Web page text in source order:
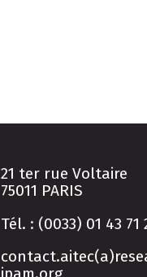
21 ter rue Voltaire
75011 PARIS
Tél. : (0033) 01 43 71
ipam.org